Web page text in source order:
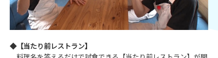
◆【当たり前レストラン】